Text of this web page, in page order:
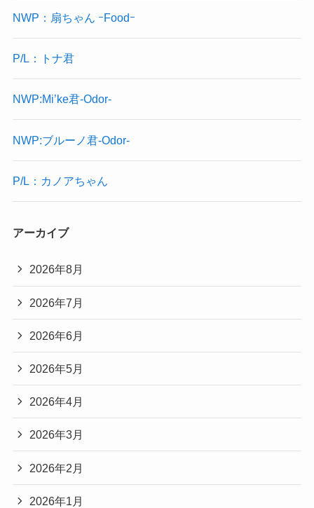
NWP：扇ちゃん ｰFoodｰ
P/L：トナ君
NWP:Mi’ke君-Odor-
NWP:ブルーノ君-Odor-
P/L：カノアちゃん
アーカイブ
2026年8月
2026年7月
2026年6月
2026年5月
2026年4月
2026年3月
2026年2月
2026年1月